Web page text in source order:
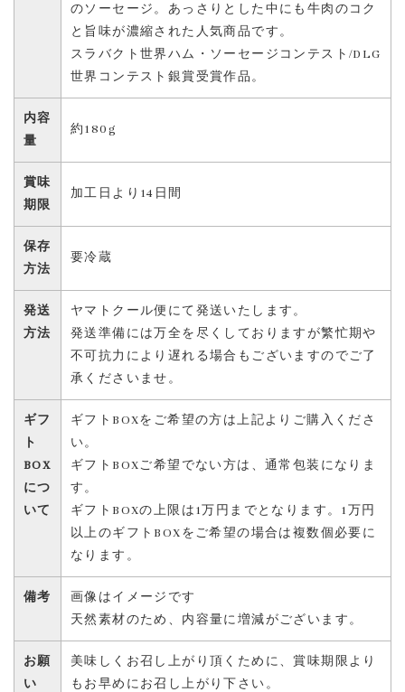
のソーセージ。あっさりとした中にも牛肉のコク
と旨味が濃縮された人気商品です。
スラバクト世界ハム・ソーセージコンテスト/DLG
世界コンテスト銀賞受賞作品。
内容
量
約180g
賞味
期限
加工日より14日間
保存
方法
要冷蔵
発送
方法
ヤマトクール便にて発送いたします。
発送準備には万全を尽くしておりますが繁忙期や
不可抗力により遅れる場合もございますのでご了
承くださいませ。
ギフ
ト
BOX
につ
いて
ギフトBOXをご希望の方は上記よりご購入くださ
い。
ギフトBOXご希望でない方は、通常包装になりま
す。
ギフトBOXの上限は1万円までとなります。1万円
以上のギフトBOXをご希望の場合は複数個必要に
なります。
備考
画像はイメージです
天然素材のため、内容量に増減がございます。
お願
い
美味しくお召し上がり頂くために、賞味期限より
もお早めにお召し上がり下さい。